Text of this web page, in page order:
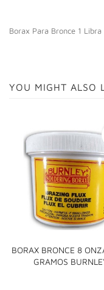
Borax Para Bronce 1 Libra
YOU MIGHT ALSO
BORAX BRONCE 8
GRAMOS